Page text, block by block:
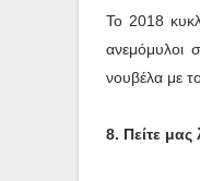
Το 2018
ανεμόμυλοι
νουβέλα με
8. Πείτε μας